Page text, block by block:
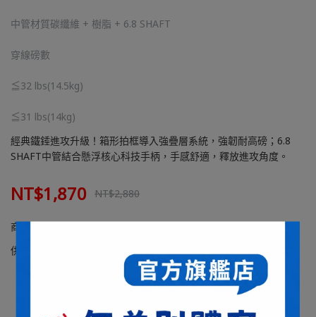
中管材質碳纖維 + 樹脂 + 6.8 SHAFT
穿線磅數
≦32 lbs(14.5kg)
≦31 lbs(14kg)
經典鐵錘進攻升級！箱形拍框導入強疊層系統，強韌耐高磅；6.8
SHAFT中管結合懸浮核心科技手柄，手感舒適，釋放進攻角度。
NT$1,870 NT$2,880
商品編號:
供貨狀況: